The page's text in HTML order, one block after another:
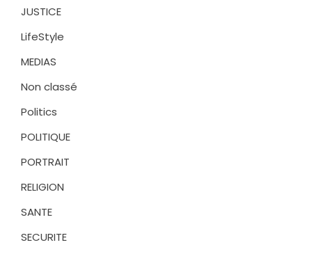
JUSTICE
LifeStyle
MEDIAS
Non classé
Politics
POLITIQUE
PORTRAIT
RELIGION
SANTE
SECURITE